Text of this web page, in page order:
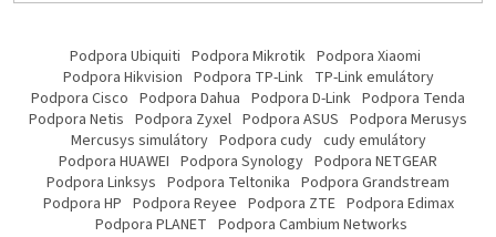
Podpora Ubiquiti Podpora Mikrotik Podpora Xiaomi
Podpora Hikvision Podpora TP-Link TP-Link emulátory
Podpora Cisco Podpora Dahua Podpora D-Link Podpora Tenda
Podpora Netis Podpora Zyxel Podpora ASUS Podpora Merusys
Mercusys simulátory Podpora cudy cudy emulátory
Podpora HUAWEI Podpora Synology Podpora NETGEAR
Podpora Linksys Podpora Teltonika Podpora Grandstream
Podpora HP Podpora Reyee Podpora ZTE Podpora Edimax
Podpora PLANET Podpora Cambium Networks